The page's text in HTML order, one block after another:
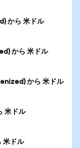
から 米ドル
から 米ドル
から 米ドル
米ドル
米ドル